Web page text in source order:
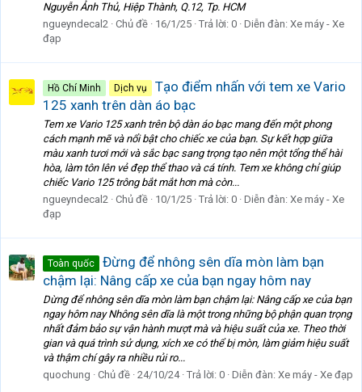
Nguyễn Ảnh Thủ, Hiệp Thành, Q.12, Tp. HCM
ngueyndecal2 Chủ đề 16/1/25 Trả lời: 0 Diễn đàn: Xe máy - Xe
đạp
Hồ Chí Minh Dịch vụ
Tạo điểm nhấn với tem xe Vario
125 xanh trên dàn áo bạc
Tem xe Vario 125 xanh trên bộ dàn áo bạc mang đến một phong
cách mạnh mẽ và nổi bật cho chiếc xe của bạn. Sự kết hợp giữa
màu xanh tươi mới và sắc bạc sang trọng tạo nên một tổng thể hài
hòa, làm tôn lên vẻ đẹp thể thao và cá tính. Tem xe không chỉ giúp
chiếc Vario 125 trông bắt mắt hơn mà còn...
ngueyndecal2 Chủ đề 10/1/25 Trả lời: 0 Diễn đàn: Xe máy - Xe
đạp
Toàn quốc
Đừng để nhông sên dĩa mòn làm bạn
chậm lại: Nâng cấp xe của bạn ngay hôm nay
Dừng để nhông sên dĩa mòn làm bạn chậm lại: Nâng cấp xe của bạn
ngay hôm nay Nhông sên dĩa là một trong những bộ phận quan trọng
nhất đảm bảo sự vận hành mượt mà và hiệu suất của xe. Theo thời
gian và quá trình sử dụng, xích xe có thể bị mòn, làm giảm hiệu suất
và thậm chí gây ra nhiều rủi ro...
quochung
Chủ đề 24/10/24 Trả lời: 0 Diễn đàn: Xe máy - Xe đạp